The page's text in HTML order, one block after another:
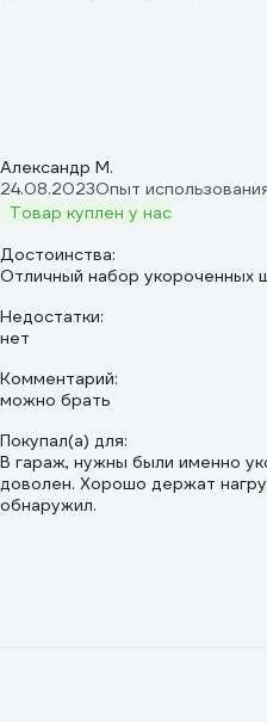
Александр М.
24.08.2023Опыт
Товар куплен у нас
Достоинства:
Отличный набор укороченных
Недостатки:
нет
Комментарий:
можно брать
Покупал(а) для:
В гараж, нужны были именно
доволен. Хорошо держат
обнаружил.